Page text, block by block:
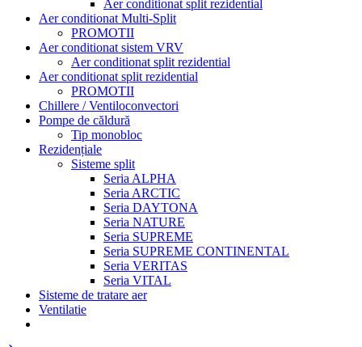
Aer conditionat split rezidential
Aer conditionat Multi-Split
PROMOTII
Aer conditionat sistem VRV
Aer conditionat split rezidential
Aer conditionat split rezidential
PROMOTII
Chillere / Ventiloconvectori
Pompe de căldură
Tip monobloc
Rezidențiale
Sisteme split
Seria ALPHA
Seria ARCTIC
Seria DAYTONA
Seria NATURE
Seria SUPREME
Seria SUPREME CONTINENTAL
Seria VERITAS
Seria VITAL
Sisteme de tratare aer
Ventilatie